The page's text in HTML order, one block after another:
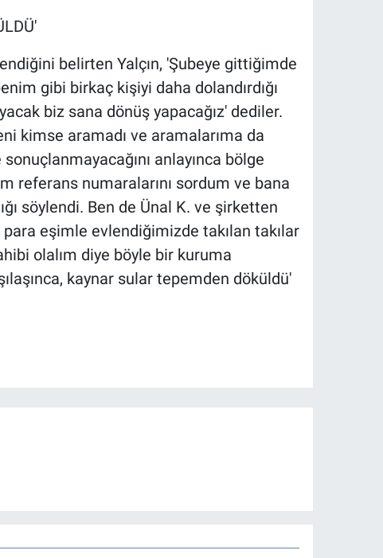
belirten Yalçın, 'Şubeye gittiğimde
gibi birkaç kişiyi daha dolandırdığı
biz sana dönüş yapacağız' dediler.
kimse aramadı ve aramalarıma da
anlayınca bölge
referans numaralarını sordum ve bana
söylendi. Ben de Ünal K. ve şirketten
para eşimle evlendiğimizde takılan takılar
olalım diye böyle bir kuruma
kaynar sular tepemden döküldü'